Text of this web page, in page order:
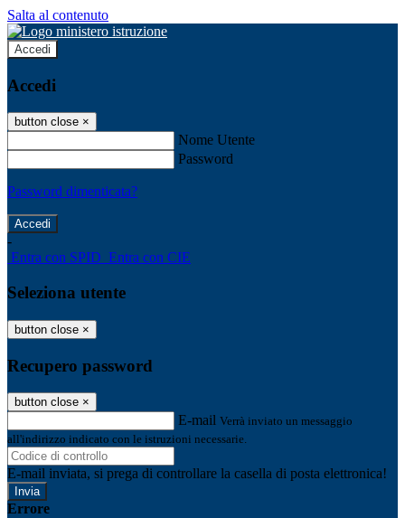
Salta al contenuto
Accedi
Accedi
button close ×
Nome Utente
Password
Password dimenticata?
-
Entra con SPID Entra con CIE
Seleziona utente
button close ×
Recupero password
button close ×
E-mail Verrà inviato un messaggio
all'indirizzo indicato con le istruzioni necessarie.
E-mail inviata, si prega di controllare la casella di posta elettronica!
Errore